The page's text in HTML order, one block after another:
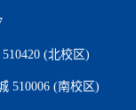
(北校区)
(南校区)